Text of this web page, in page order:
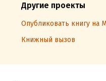
Другие проекты
Опубликовать книгу на
Книжный вызов